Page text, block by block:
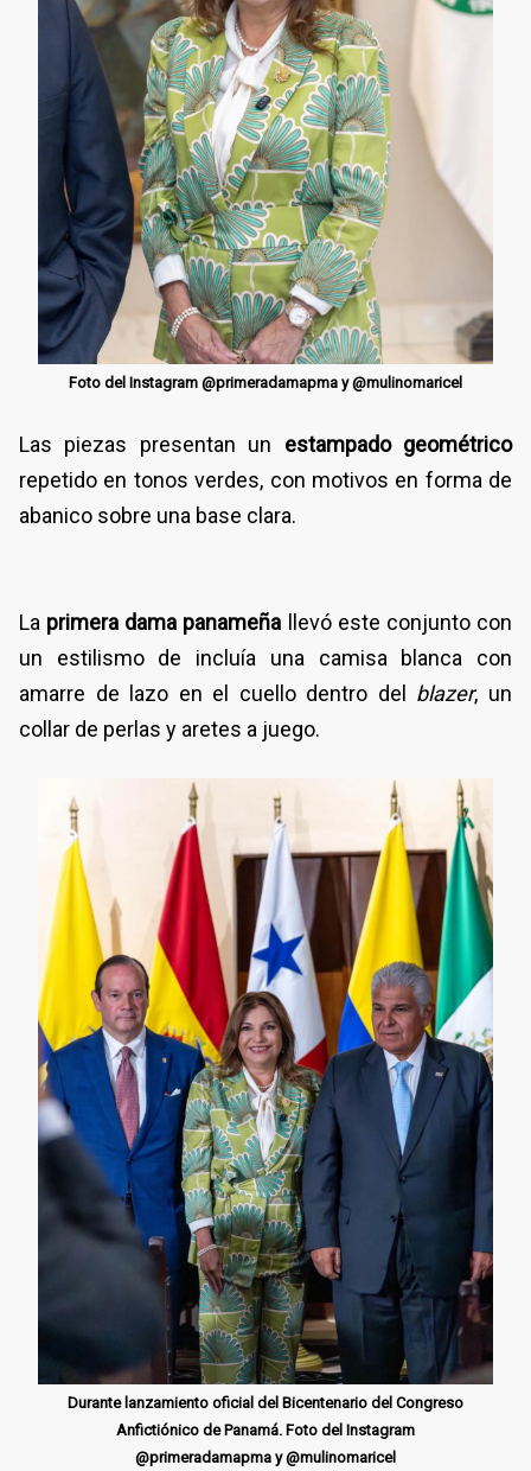
Foto del Instagram @primeradamapma y @mulinomaricel
Las piezas presentan un estampado geométrico
repetido en tonos verdes, con motivos en forma de
abanico sobre una base clara.
La primera dama panameña llevó este conjunto con
un estilismo de incluía una camisa blanca con
amarre de lazo en el cuello dentro del blazer, un
collar de perlas y aretes a juego.
Durante lanzamiento oficial del Bicentenario del Congreso
Anfictiónico de Panamá. Foto del Instagram
@primeradamapma y @mulinomaricel